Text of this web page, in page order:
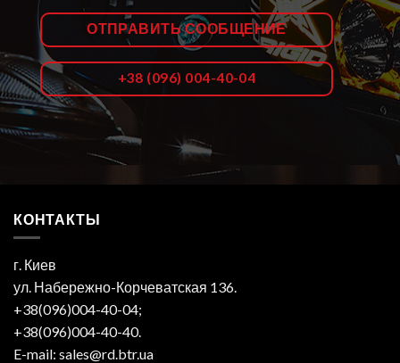
ОТПРАВИТЬ СООБЩЕНИЕ
+38 (096) 004-40-04
КОНТАКТЫ
г. Киев
ул. Набережно-Корчеватская 136.
+38(096)004-40-04;
+38(096)004-40-40.
E-mail: sales@rd.btr.ua